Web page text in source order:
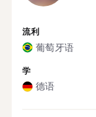
流利
葡萄牙语
学
德语